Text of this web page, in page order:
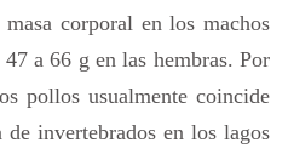
corporal en los machos
a 66 g en las hembras. Por
pollos usualmente coincide
invertebrados en los lagos